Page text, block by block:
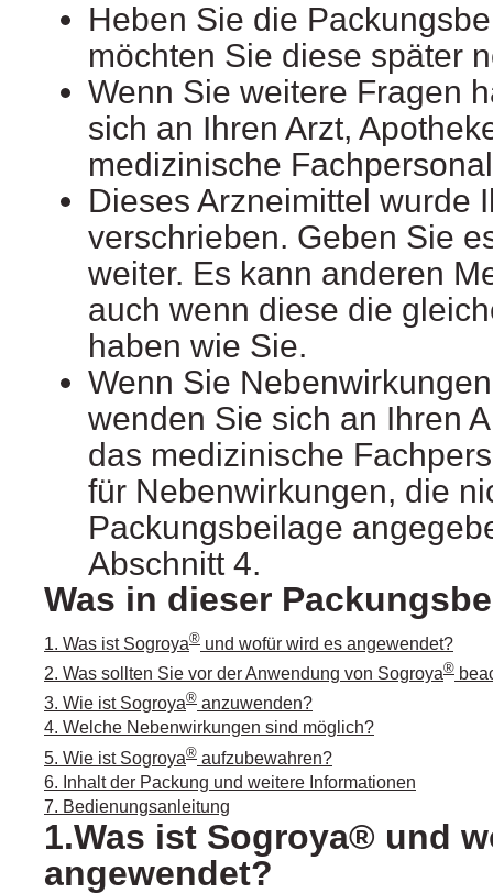
Heben Sie die
möchten Sie diese später
Wenn Sie weitere Fragen
sich an Ihren Arzt,
medizinische
Dieses Arzneimittel wurde
verschrieben. Geben Sie
weiter. Es kann anderen
auch wenn diese die
haben wie Sie.
Wenn Sie
wenden Sie sich an Ihren
das medizinische
für Nebenwirkungen, die
Packungsbeilage
Abschnitt 4.
Was in dieser
1. Was ist Sogroya® und wofür wird es angewendet?
2. Was sollten Sie vor der Anwendung von Sogroya®
3. Wie ist Sogroya® anzuwenden?
4. Welche Nebenwirkungen sind möglich?
5. Wie ist Sogroya® aufzubewahren?
6. Inhalt der Packung und weitere Informationen
7. Bedienungsanleitung
1.Was ist Sogroya® und
angewendet?